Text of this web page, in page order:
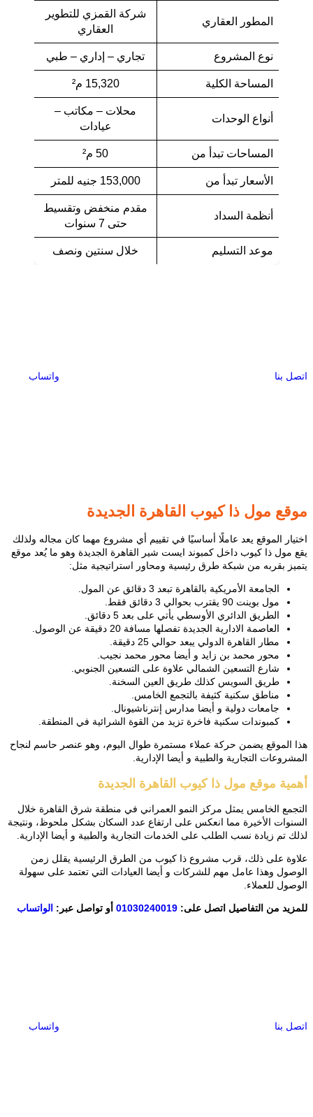
المطور العقاري
شركة القمزي للتطوير
العقاري
نوع المشروع تجاري – إداري – طبي
المساحة الكلية 15,320 م²
أنواع الوحدات
محلات – مكاتب –
عيادات
المساحات تبدأ من 50 م²
الأسعار تبدأ من 153,000 جنيه للمتر
أنظمة السداد
مقدم منخفض وتقسيط
حتى 7 سنوات
موعد التسليم خلال سنتين ونصف
اتصل بنا واتساب
موقع مول ذا كيوب القاهرة الجديدة
اختيار الموقع يعد عاملًا أساسيًا في تقييم أي مشروع مهما كان مجاله ولذلك
يقع مول ذا كيوب داخل كمبوند ايست شير القاهرة الجديدة وهو ما يُعد موقع
يتميز بقربه من شبكة طرق رئيسية ومحاور استراتيجية مثل:
الجامعة الأمريكية بالقاهرة تبعد 3 دقائق عن المول.
مول بوينت 90 يقترب بحوالي 3 دقائق فقط.
الطريق الدائري الأوسطي يأتي على بعد 5 دقائق.
العاصمة الادارية الجديدة تفصلها مسافة 20 دقيقة عن الوصول.
مطار القاهرة الدولي يبعد حوالي 25 دقيقة.
محور محمد بن زايد و أيضا محور محمد نجيب.
شارع التسعين الشمالي علاوة على التسعين الجنوبي.
طريق السويس كذلك طريق العين السخنة.
مناطق سكنية كثيفة بالتجمع الخامس.
جامعات دولية و أيضا مدارس إنترناشيونال.
كمبوندات سكنية فاخرة تزيد من القوة الشرائية في المنطقة.
هذا الموقع يضمن حركة عملاء مستمرة طوال اليوم، وهو عنصر حاسم لنجاح
المشروعات التجارية والطبية و أيضا الإدارية.
أهمية موقع مول ذا كيوب القاهرة الجديدة
التجمع الخامس يمثل مركز النمو العمراني في منطقة شرق القاهرة خلال
السنوات الأخيرة مما انعكس على ارتفاع عدد السكان بشكل ملحوظ، ونتيجة
لذلك تم زيادة نسب الطلب على الخدمات التجارية والطبية و أيضا الإدارية.
علاوة على ذلك، قرب مشروع ذا كيوب من الطرق الرئيسية يقلل زمن
الوصول وهذا عامل مهم للشركات و أيضا العيادات التي تعتمد على سهولة
الوصول للعملاء.
للمزيد من التفاصيل اتصل على: 01030240019 أو تواصل عبر: الواتساب
اتصل بنا واتساب